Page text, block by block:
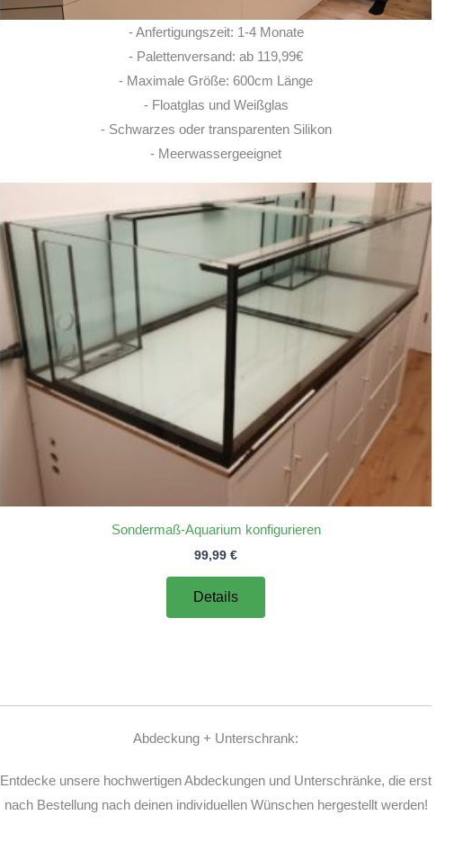
- Anfertigungszeit: 1-4 Monate
- Palettenversand: ab 119,99€
- Maximale Größe: 600cm Länge
- Floatglas und Weißglas
- Schwarzes oder transparenten Silikon
- Meerwassergeeignet
Sondermaß-Aquarium konfigurieren
99,99 €
Details
Abdeckung + Unterschrank:
Entdecke unsere hochwertigen Abdeckungen und Unterschränke, die erst
nach Bestellung nach deinen individuellen Wünschen hergestellt werden!